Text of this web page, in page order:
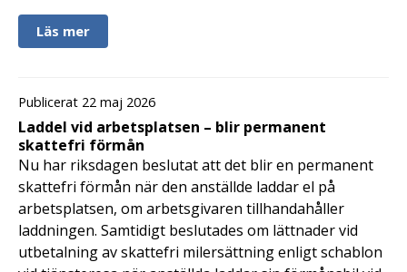
Läs mer
Publicerat 22 maj 2026
Laddel vid arbetsplatsen – blir permanent
skattefri förmån
Nu har riksdagen beslutat att det blir en permanent
skattefri förmån när den anställde laddar el på
arbetsplatsen, om arbetsgivaren tillhandahåller
laddningen. Samtidigt beslutades om lättnader vid
utbetalning av skattefri milersättning enligt schablon